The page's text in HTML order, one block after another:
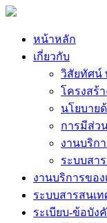
หน้าหลัก
เกี่ยวกับ
วิสัยทัศน์
โครงสร้
นโยบาย
การมีส่ว
งานบริก
ระบบสา
งานบริการของ
ระบบสารสนเท
ระเบียบ-ข้อบัง